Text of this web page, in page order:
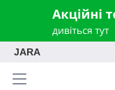
JARA